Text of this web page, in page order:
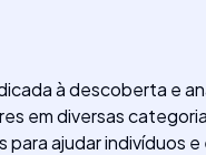
à descoberta e
em diversas
ajudar indivíduos